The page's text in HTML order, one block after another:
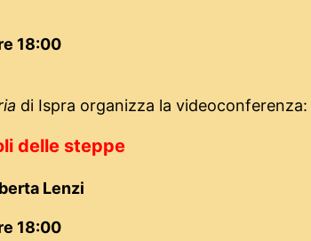
18:00
di Ispra organizza la videoconferenza:
delle steppe
Lenzi
18:00